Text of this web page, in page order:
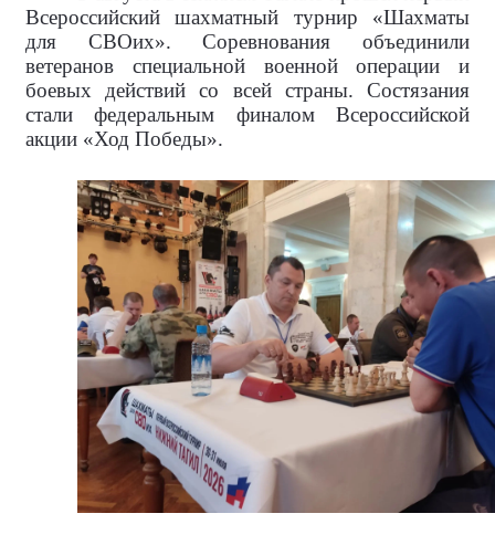
Всероссийский шахматный турнир «Шахматы
для СВОих». Соревнования объединили
ветеранов специальной военной операции и
боевых действий со всей страны. Состязания
стали федеральным финалом Всероссийской
акции «Ход Победы».